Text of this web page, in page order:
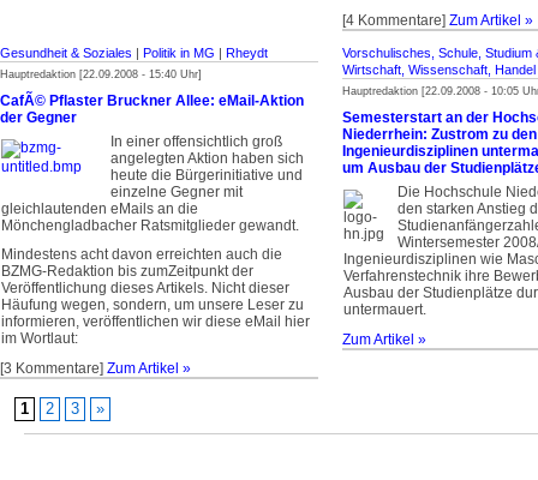
[4 Kommentare] Zum Artikel »
Gesundheit & Soziales | Politik in MG | Rheydt
Hauptredaktion [22.09.2008 - 15:40 Uhr]
CafÃ© Pflaster Bruckner Allee: eMail-Aktion
der Gegner
In einer offensichtlich groß
angelegten Aktion haben sich
heute die Bürgerinitiative und
einzelne Gegner mit
gleichlautenden eMails an die
Mönchengladbacher Ratsmitglieder gewandt.
Mindestens acht davon erreichten auch die
BZMG-Redaktion bis zumZeitpunkt der
Veröffentlichung dieses Artikels. Nicht dieser
Häufung wegen, sondern, um unsere Leser zu
informieren, veröffentlichen wir diese eMail hier
im Wortlaut:
[3 Kommentare] Zum Artikel »
Vorschulisches, Schule, Studium
Wirtschaft, Wissenschaft,
Hauptredaktion [22.09.2008 - 10:05
Semesterstart an der
Niederrhein: Zustrom zu den
Ingenieurdisziplinen
um Ausbau der
Die Hochschule
den starken Anstieg
Wintersemester
Ingenieurdisziplinen wie
Verfahrenstechnik ihre
Ausbau der Studienplätze
untermauert.
Zum Artikel »
1 2 3 »